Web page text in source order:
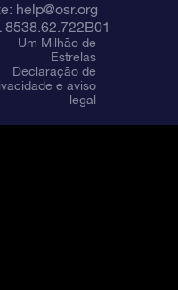
help@osr.org
8538.62.722B01
Um Milhão de
Estrelas
Declaração de
e aviso
legal